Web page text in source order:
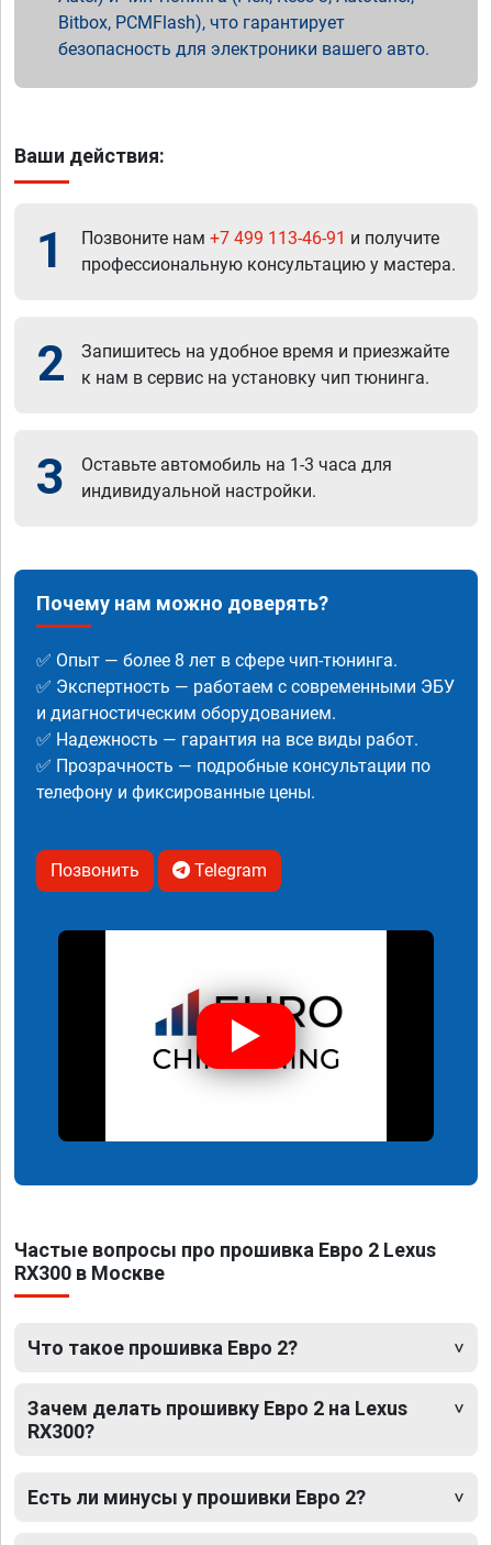
Bitbox, PCMFlash), что гарантирует
безопасность для электроники вашего авто.
Ваши действия:
1 Позвоните нам +7 499 113-46-91 и получите
профессиональную консультацию у мастера.
2
Запишитесь на удобное время и приезжайте
к нам в сервис на установку чип тюнинга.
3
Оставьте автомобиль на 1-3 часа для
индивидуальной настройки.
Почему нам можно доверять?
✅ Опыт — более 8 лет в сфере чип-тюнинга.
✅ Экспертность — работаем с современными ЭБУ
и диагностическим оборудованием.
✅ Надежность — гарантия на все виды работ.
✅ Прозрачность — подробные консультации по
телефону и фиксированные цены.
Позвонить Telegram
Частые вопросы про прошивка Евро 2 Lexus
RX300 в Москве
Что такое прошивка Евро 2?
Зачем делать прошивку Евро 2 на Lexus
RX300?
Есть ли минусы у прошивки Евро 2?